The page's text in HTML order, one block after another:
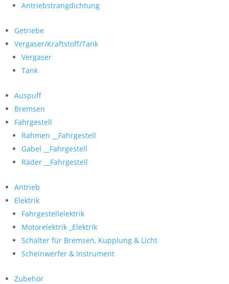
Antriebstrangdichtung
Getriebe
Vergaser/Kraftstoff/Tank
Vergaser
Tank
Auspuff
Bremsen
Fahrgestell
Rahmen __Fahrgestell
Gabel __Fahrgestell
Räder __Fahrgestell
Antrieb
Elektrik
Fahrgestellelektrik
Motorelektrik _Elektrik
Schalter für Bremsen, Kupplung & Licht
Scheinwerfer & Instrument
Zubehör